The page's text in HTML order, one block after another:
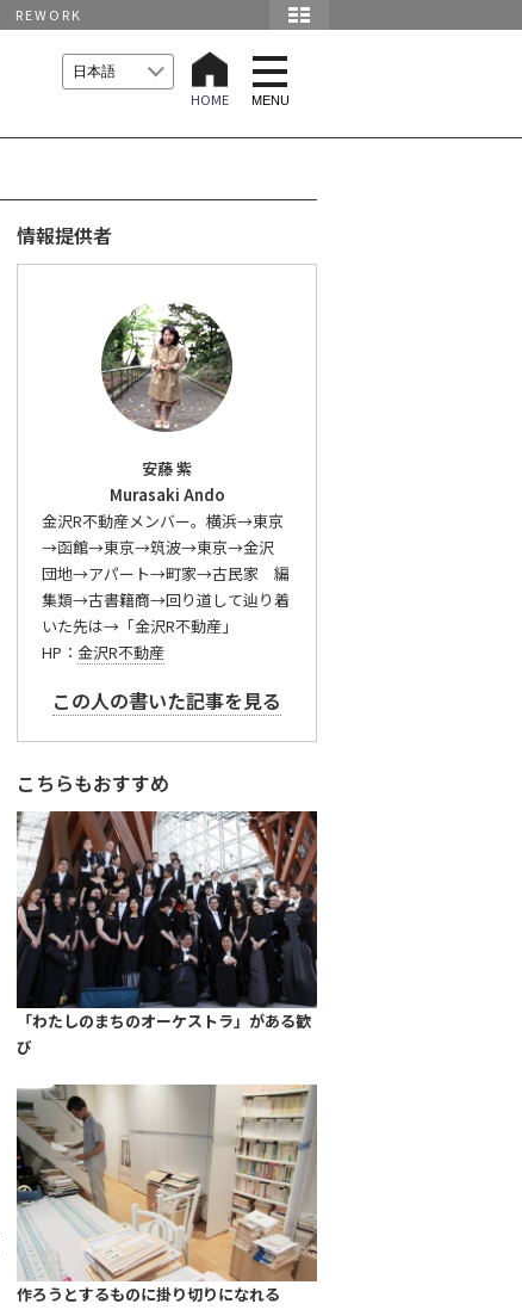
REWORK
HOME
t
o
g
l
a
MENU
情報提供者
安藤 紫
Murasaki Ando
金沢R不動産メンバー。横浜→東京
→函館→東京→筑波→東京→金沢
団地→アパート→町家→古民家 編
集類→古書籍商→回り道して辿り着
いた先は→「金沢R不動産」
HP： 金沢R不動産
この人の書いた記事を見る
こちらもおすすめ
「わたしのまちのオーケストラ」がある歓
び
作ろうとするものに掛り切りになれる